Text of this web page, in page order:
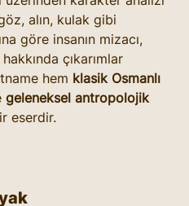
alın, kulak gibi
göre insanın mizacı,
çıkarımlar
hem klasik Osmanlı
geleneksel antropolojik
eserdir.